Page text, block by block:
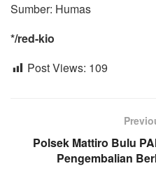
Sumber: Humas
*/red-kio
Post Views: 109
Polsek Mattiro Bulu
Pengembalian